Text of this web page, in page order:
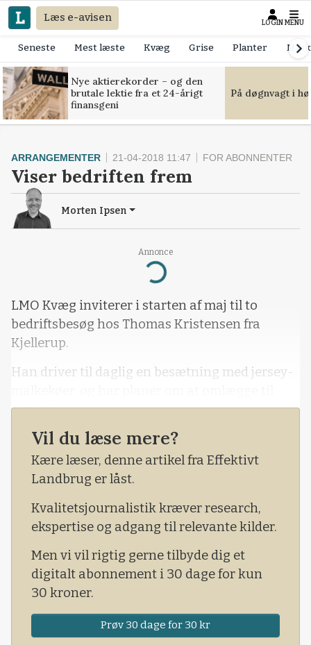
Læs e-avisen LOGIN MENU
Seneste Mest læste Kvæg Grise Planter
Nye aktierekorder – og den
brutale lektie fra et 24-årigt
finansgeni
På døgnvagt i
Annonce
Loading...
ARRANGEMENTER 21-04-2018 11:47 FOR ABONNENTER
Viser bedriften frem
Morten Ipsen
LMO Kvæg inviterer i starten af maj til to
bedriftsbesøg hos Thomas Kristensen fra
Kjellerup.
Han driver til daglig en besætning med jersey-
økologi:
- Det er naturligvis en stor beslutning at være
vært ved et bedriftsbesøg. Men omvendt er det
også spændende selv at kunne få inspiration
m&ari
Vil du læse mere?
Kære læser, denne artikel fra Effektivt
Landbrug er låst.
Kvalitetsjournalistik kræver research,
ekspertise og adgang til relevante kilder.
Men vi vil rigtig gerne tilbyde dig et
digitalt abonnement i 30 dage for kun
30 kroner.
Prøv 30 dage for 30 kr